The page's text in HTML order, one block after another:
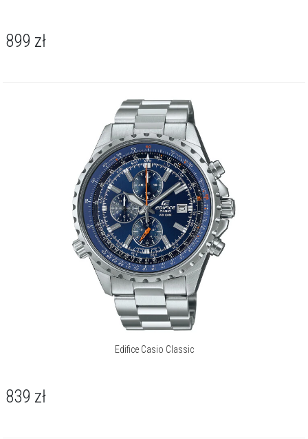
899 zł
Edifice Casio Classic
839 zł